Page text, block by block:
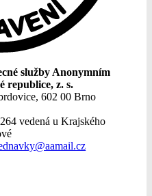
služby Anonymním
republice, z. s.
602 00 Brno
vedená u Krajského